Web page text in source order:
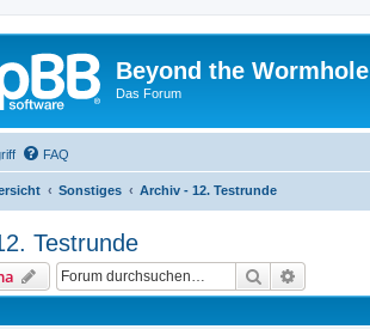
Beyond the Wormhole
Das Forum
FAQ
Sonstiges Archiv - 12. Testrunde
Testrunde
Suche